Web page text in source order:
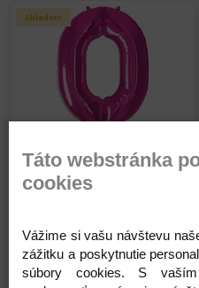
Skladom
Qualatex Balón - fóliová
číslica - 0 - Magenta - Sýta
ružová - 85 cm
9,40 €
Detail
Táto webstránka
cookies
Vážime si vašu návštevu
zážitku a poskytnutie
súbory cookies. S